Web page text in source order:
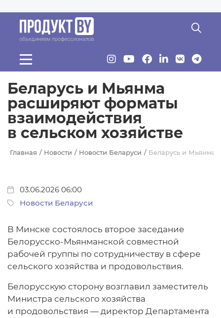
Беларусь и Мьянма
расширяют форматы
взаимодействия
в сельском хозяйстве
Главная Новости Новости Беларуси Беларусь и Мьянма
03.06.2026 06:00
Новости Беларуси
В Минске состоялось второе заседание
Белорусско-Мьянманской совместной
рабочей группы по сотрудничеству в сфере
сельского хозяйства и продовольствия.
Белорусскую сторону возглавил заместитель
Министра сельского хозяйства
и продовольствия — директор Департамента